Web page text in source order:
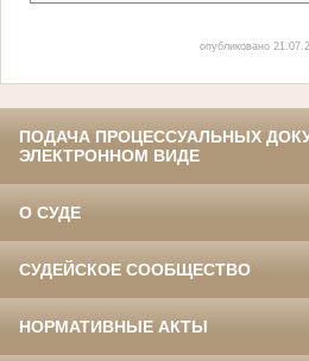
опубликовано
ПОДАЧА ПРОЦЕССУАЛЬНЫХ
ЭЛЕКТРОННОМ ВИДЕ
О СУДЕ
СУДЕЙСКОЕ СООБЩЕСТВО
НОРМАТИВНЫЕ АКТЫ